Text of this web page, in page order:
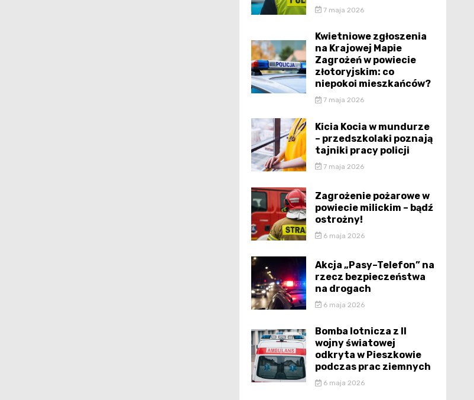
7 maja 2026
Kwietniowe zgłoszenia
na Krajowej Mapie
Zagrożeń w powiecie
złotoryjskim: co
niepokoi mieszkańców?
7 maja 2026
Kicia Kocia w mundurze
– przedszkolaki poznają
tajniki pracy policji
7 maja 2026
Zagrożenie pożarowe w
powiecie milickim – bądź
ostrożny!
6 maja 2026
Akcja „Pasy–Telefon” na
rzecz bezpieczeństwa
na drogach
6 maja 2026
Bomba lotnicza z II
wojny światowej
odkryta w Pieszkowie
podczas prac ziemnych
6 maja 2026